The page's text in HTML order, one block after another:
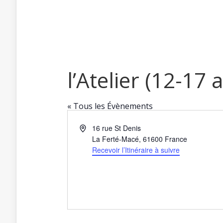
l’Atelier (12-17
« Tous les Évènements
Adresse16 rue St Denis
La Ferté-Macé, 61600 France
Recevoir l’Itinéraire à suivre